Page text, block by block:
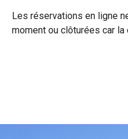
Les réservations en ligne
moment ou clôturées car